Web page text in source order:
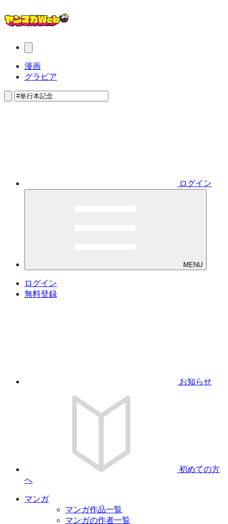
漫画
グラビア
ログイン
MENU
ログイン
無料登録
お知らせ
初めての方
へ
マンガ
マンガ作品一覧
マンガの作者一覧